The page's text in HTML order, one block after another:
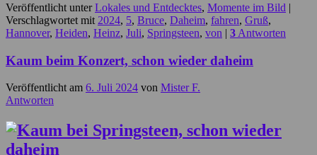
Veröffentlicht unter Lokales und Entdecktes, Momente im Bild |
Verschlagwortet mit 2024, 5, Bruce, Daheim, fahren, Gruß,
Hannover, Heiden, Heinz, Juli, Springsteen, von | 3 Antworten
Kaum beim Konzert, schon wieder daheim
Veröffentlicht am 6. Juli 2024 von Mister F.
Antworten